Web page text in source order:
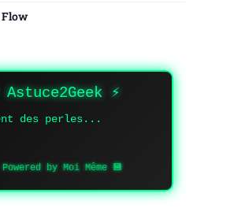
Flow
Astuce2Geek ⚡
des perles...
by Moi Même 💾